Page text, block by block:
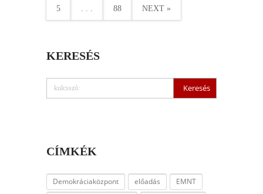
5 . . . 88 NEXT »
KERESÉS
CÍMKÉK
Demokráciaközpont előadás
EMNT